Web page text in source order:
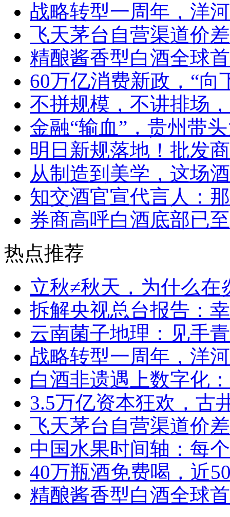
战略转型一周年，洋
飞天茅台自营渠道价
精酿酱香型白酒全球
60万亿消费新政，“向
不拼规模，不讲排场
金融“输血”，贵州带
明日新规落地！批发
从制造到美学，这场
知交酒官宣代言人：
券商高呼白酒底部已
热点推荐
立秋≠秋天，为什么在
拆解央视总台报告：
云南菌子地理：见手
战略转型一周年，洋
白酒非遗遇上数字化
3.5万亿资本狂欢，古
飞天茅台自营渠道价
中国水果时间轴：每
40万瓶酒免费喝，近
精酿酱香型白酒全球